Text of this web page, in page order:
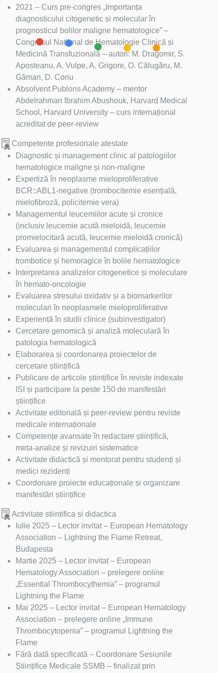
2021 – Curs pre-congres „Importanța
diagnosticului citogenetic și molecular în
prognosticul bolilor maligne hematologice” –
Congresul Național de Hematologie Clinică și
Medicină Transfuzională – autori: M. Dragomir, S.
Aposteanu, A. Vulpe, A. Grigore, O. Călugăru, M.
Găman, D. Coriu
Absolvent Publons Academy – mentor
Abdelrahman Ibrahim Abushouk, Harvard Medical
School, Harvard University – curs internațional
acreditat de peer-review
Competente profesionale atestate
Diagnostic și management clinic al patologiilor
hematologice maligne și non-maligne
Expertiză în neoplasme mieloproliferative
BCR::ABL1-negative (trombocitemie esențială,
mielofibroză, policitemie vera)
Managementul leucemiilor acute și cronice
(inclusiv leucemie acută mieloidă, leucemie
promielocitară acută, leucemie mieloidă cronică)
Evaluarea și managementul complicațiilor
trombotice și hemoragice în bolile hematologice
Interpretarea analizelor citogenetice și moleculare
în hemato-oncologie
Evaluarea stresului oxidativ și a biomarkerilor
moleculari în neoplasmele mieloproliferative
Experiență în studii clinice (subinvestigator)
Cercetare genomică și analiză moleculară în
patologia hematologică
Elaborarea și coordonarea proiectelor de
cercetare științifică
Publicare de articole științifice în reviste indexate
ISI și participare la peste 150 de manifestări
științifice
Activitate editorială și peer-review pentru reviste
medicale internaționale
Competențe avansate în redactare științifică,
meta-analize și revizuiri sistematice
Activitate didactică și mentorat pentru studenți și
medici rezidenți
Coordonare proiecte educaționale și organizare
manifestări științifice
Activitate stiintifica si didactica
Iulie 2025 – Lector invitat – European Hematology
Association – Lightning the Flame Retreat,
Budapesta
Martie 2025 – Lector invitat – European
Hematology Association – prelegere online
„Essential Thrombocythemia” – programul
Lightning the Flame
Mai 2025 – Lector invitat – European Hematology
Association – prelegere online „Immune
Thrombocytopenia” – programul Lightning the
Flame
Fără dată specificată – Coordonare Sesiunile
Științifice Medicale SSMB – finalizat prin